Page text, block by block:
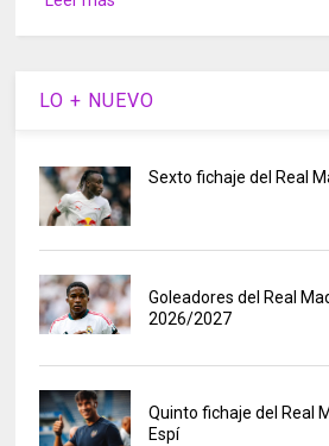
LO + NUEVO
Sexto fichaje del Real
Goleadores del Real
2026/2027
Quinto fichaje del Real
Espí